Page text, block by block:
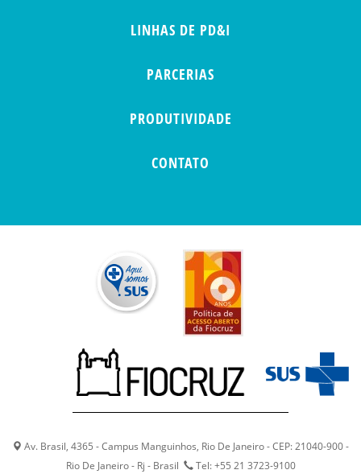
LINHAS DE PD&I
PARCERIAS
PRODUTIVIDADE
CONTATO
Av. Brasil, 4365 - Campus Manguinhos, Rio De Janeiro - CEP: 21040-900 -
Rio De Janeiro - Rj - Brasil
Tel: +55 21 3723-9100